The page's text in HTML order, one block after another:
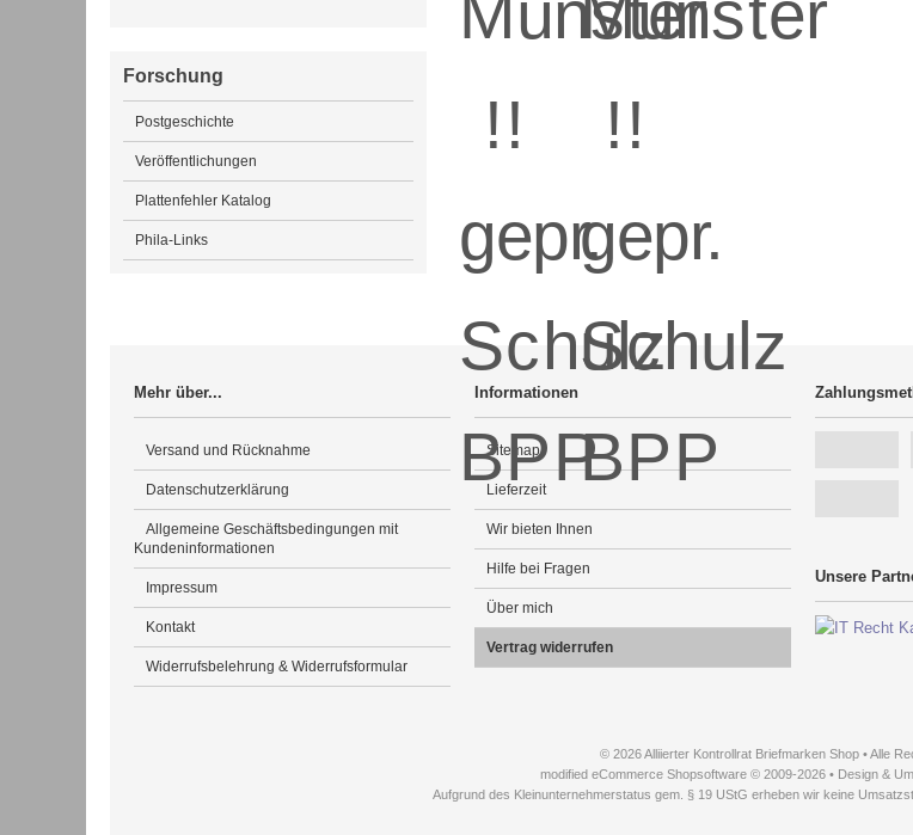
Forschung
Postgeschichte
Veröffentlichungen
Plattenfehler Katalog
Phila-Links
Mehr über...
Versand und Rücknahme
Datenschutzerklärung
Allgemeine Geschäftsbedingungen mit
Kundeninformationen
Impressum
Kontakt
Widerrufsbelehrung & Widerrufsformular
Informationen
Sitemap
Lieferzeit
Wir bieten Ihnen
Hilfe bei Fragen
Über mich
Vertrag widerrufen
Unsere
© 2026 Alliierter Kontrollrat Briefmarken Shop • Alle
modified eCommerce Shopsoftware © 2009-2026 • Design &
Aufgrund des Kleinunternehmerstatus gem. § 19 UStG erheben wir keine